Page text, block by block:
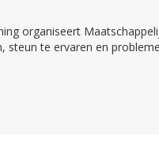
organiseert
steun te ervaren en